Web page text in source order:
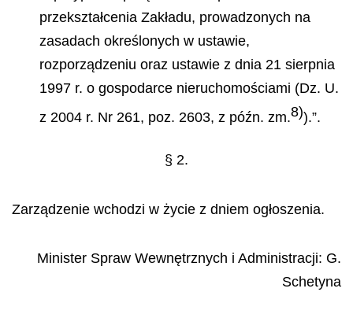
przekształcenia Zakładu, prowadzonych na
zasadach określonych w ustawie,
rozporządzeniu oraz ustawie z dnia 21 sierpnia
1997 r. o gospodarce nieruchomościami (Dz. U.
z 2004 r. Nr 261, poz. 2603, z późn. zm.8)).”.
§ 2.
Zarządzenie wchodzi w życie z dniem ogłoszenia.
Minister Spraw Wewnętrznych i Administracji: G.
Schetyna